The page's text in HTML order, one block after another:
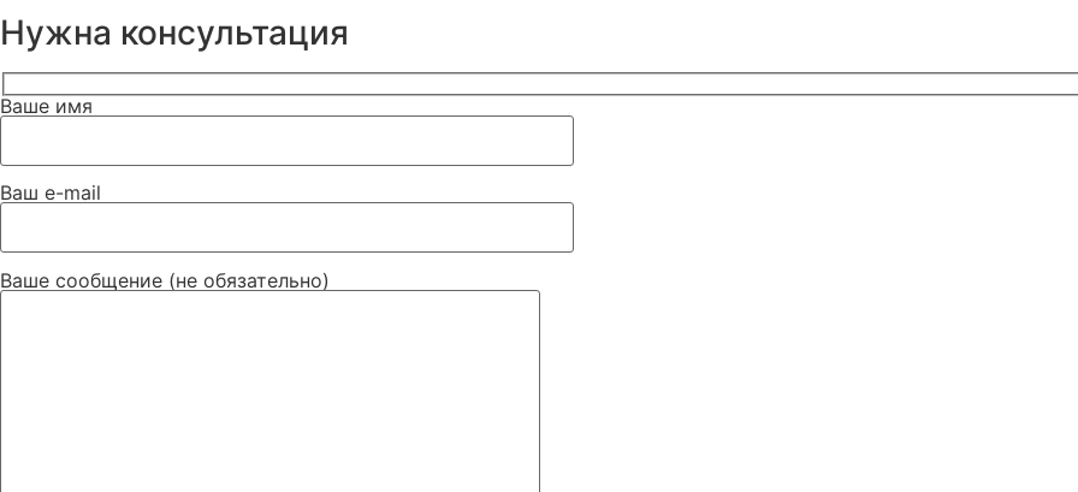
Нужна консультация
Ваше имя
Ваш e-mail
Ваше сообщение (не обязательно)